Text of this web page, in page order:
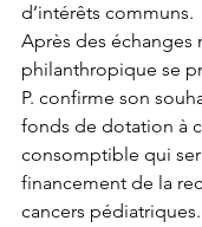
d’intérêts communs.
Après des échanges
philanthropique se
P. confirme son
fonds de dotation à
consomptible qui
financement de la
cancers